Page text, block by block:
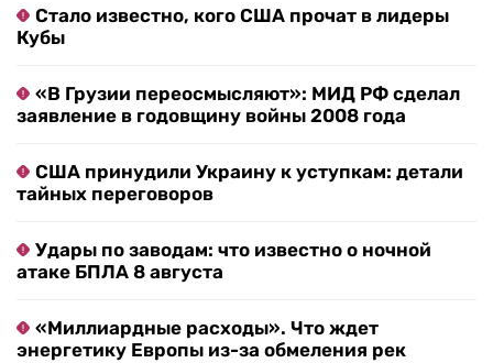
Стало известно, кого США прочат в лидеры
Кубы
«В Грузии переосмысляют»: МИД РФ сделал
заявление в годовщину войны 2008 года
США принудили Украину к уступкам: детали
тайных переговоров
Удары по заводам: что известно о ночной
атаке БПЛА 8 августа
«Миллиардные расходы». Что ждет
энергетику Европы из-за обмеления рек